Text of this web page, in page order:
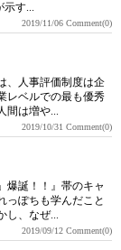
示す...
2019/11/06 Comment(0)
、人事評価制度は企
レベルでの最も優秀
間は増や...
2019/10/31 Comment(0)
爆誕！！』帯のキャ
っぽちも学んだこと
し、なぜ...
2019/09/12 Comment(0)